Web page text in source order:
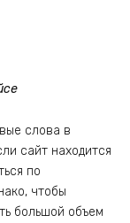
слова в
сайт находится
по
чтобы
большой объем